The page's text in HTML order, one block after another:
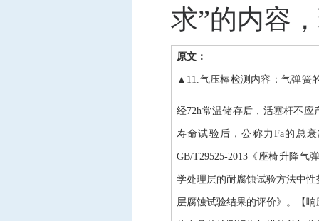
求”的内容
原文：
▲11.气压棒检测内容：气弹簧
经72h常温储存后，活塞杆不
寿命试验后，公称力Fa的总
GB/T29525-2013《座椅升降气
学处理层的耐腐蚀试验方法中性
层腐蚀试验结果的评价》。【